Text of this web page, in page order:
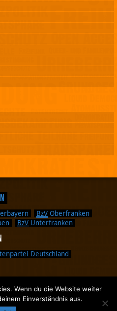
BzV Oberfranken
BzV Unterfranken
Deutschland
oben.
des Textes.
Wenn du die Website weiter
Einverständnis aus.